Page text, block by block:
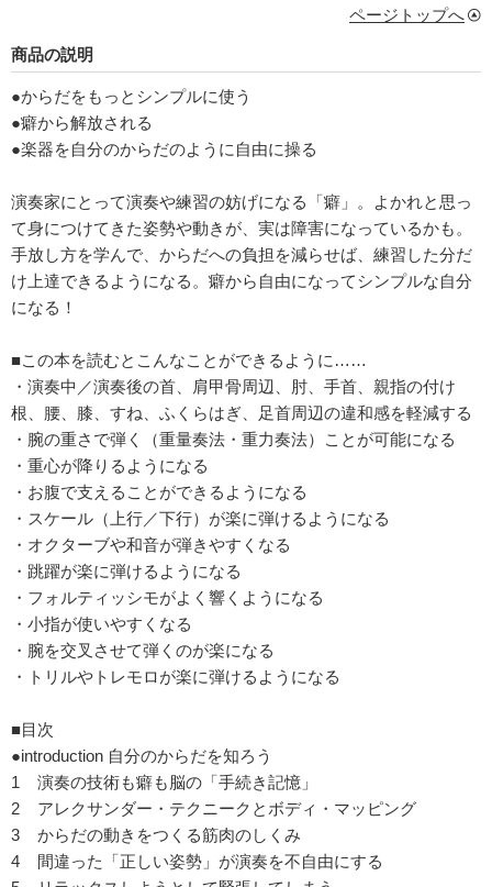
ページトップへ
商品の説明
●からだをもっとシンプルに使う
●癖から解放される
●楽器を自分のからだのように自由に操る
演奏家にとって演奏や練習の妨げになる「癖」。よかれと思っ
て身につけてきた姿勢や動きが、実は障害になっているかも。
手放し方を学んで、からだへの負担を減らせば、練習した分だ
け上達できるようになる。癖から自由になってシンプルな自分
になる！
■この本を読むとこんなことができるように……
・演奏中／演奏後の首、肩甲骨周辺、肘、手首、親指の付け
根、腰、膝、すね、ふくらはぎ、足首周辺の違和感を軽減する
・腕の重さで弾く（重量奏法・重力奏法）ことが可能になる
・重心が降りるようになる
・お腹で支えることができるようになる
・スケール（上行／下行）が楽に弾けるようになる
・オクターブや和音が弾きやすくなる
・跳躍が楽に弾けるようになる
・フォルティッシモがよく響くようになる
・小指が使いやすくなる
・腕を交叉させて弾くのが楽になる
・トリルやトレモロが楽に弾けるようになる
■目次
●introduction 自分のからだを知ろう
1 演奏の技術も癖も脳の「手続き記憶」
2 アレクサンダー・テクニークとボディ・マッピング
3 からだの動きをつくる筋肉のしくみ
4 間違った「正しい姿勢」が演奏を不自由にする